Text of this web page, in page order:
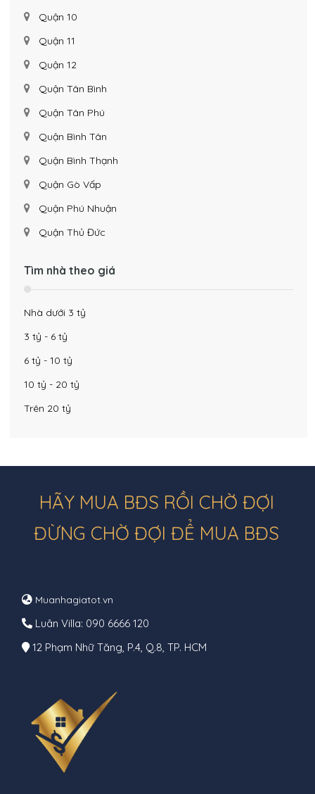
Quận 10
Quận 11
Quận 12
Quận Tân Bình
Quận Tân Phú
Quận Bình Tân
Quận Bình Thạnh
Quận Gò Vấp
Quận Phú Nhuận
Quận Thủ Đức
Tìm nhà theo giá
Nhà dưới 3 tỷ
3 tỷ - 6 tỷ
6 tỷ - 10 tỷ
10 tỷ - 20 tỷ
Trên 20 tỷ
HÃY MUA BĐS RỒI CHỜ ĐỢI
ĐỪNG CHỜ ĐỢI ĐỂ MUA BĐS
Muanhagiatot.vn
Luân Villa: 090 6666 120
12 Phạm Nhữ Tăng, P.4, Q.8, TP. HCM